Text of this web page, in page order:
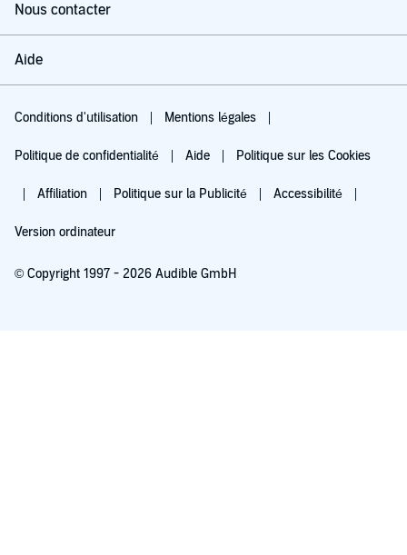
Nous contacter
Aide
Conditions d'utilisation Mentions légales
Politique de confidentialité Aide Politique sur les Cookies
Affiliation Politique sur la Publicité Accessibilité
Version ordinateur
© Copyright 1997 - 2026 Audible GmbH